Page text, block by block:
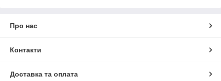
Про нас
Контакти
Доставка та оплата